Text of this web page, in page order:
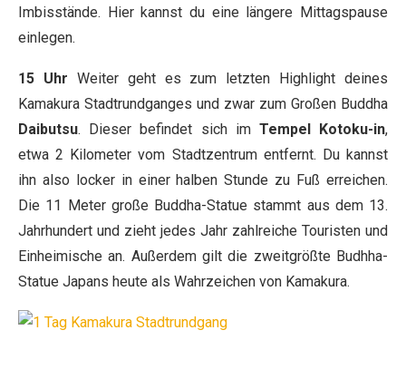
Imbisstände. Hier kannst du eine längere Mittagspause
einlegen.
15 Uhr Weiter geht es zum letzten Highlight deines
Kamakura Stadtrundganges und zwar zum Großen Buddha
Daibutsu. Dieser befindet sich im Tempel Kotoku-in,
etwa 2 Kilometer vom Stadtzentrum entfernt. Du kannst
ihn also locker in einer halben Stunde zu Fuß erreichen.
Die 11 Meter große Buddha-Statue stammt aus dem 13.
Jahrhundert und zieht jedes Jahr zahlreiche Touristen und
Einheimische an. Außerdem gilt die zweitgrößte Budhha-
Statue Japans heute als Wahrzeichen von Kamakura.